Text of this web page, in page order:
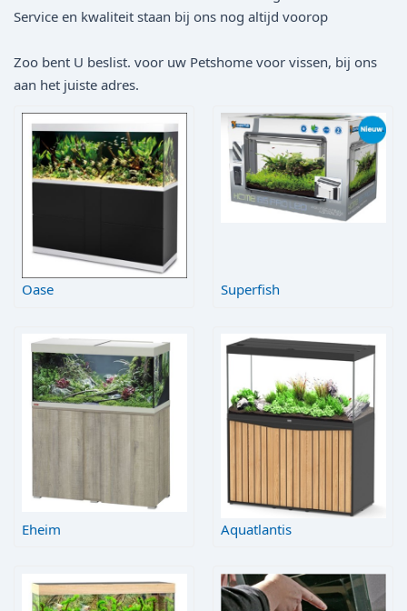
Service en kwaliteit staan bij ons nog altijd voorop
Zoo bent U beslist. voor uw Petshome voor vissen, bij ons
aan het juiste adres.
Oase Superfish
Eheim Aquatlantis